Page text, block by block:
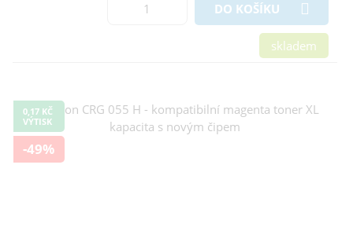
DO KOŠÍKU
skladem
0,17 KČ
VÝTISK
-49%